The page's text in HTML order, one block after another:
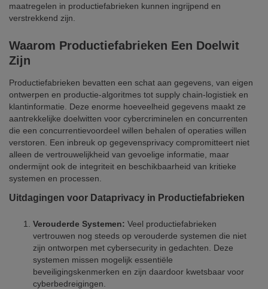
maatregelen in productiefabrieken kunnen ingrijpend en
verstrekkend zijn.
Waarom Productiefabrieken Een Doelwit
Zijn
Productiefabrieken bevatten een schat aan gegevens, van eigen
ontwerpen en productie-algoritmes tot supply chain-logistiek en
klantinformatie. Deze enorme hoeveelheid gegevens maakt ze
aantrekkelijke doelwitten voor cybercriminelen en concurrenten
die een concurrentievoordeel willen behalen of operaties willen
verstoren. Een inbreuk op gegevensprivacy compromitteert niet
alleen de vertrouwelijkheid van gevoelige informatie, maar
ondermijnt ook de integriteit en beschikbaarheid van kritieke
systemen en processen.
Uitdagingen voor Dataprivacy in Productiefabrieken
Verouderde Systemen: Veel productiefabrieken
vertrouwen nog steeds op verouderde systemen die niet
zijn ontworpen met cybersecurity in gedachten. Deze
systemen missen mogelijk essentiële
beveiligingskenmerken en zijn daardoor kwetsbaar voor
cyberbedreigingen.